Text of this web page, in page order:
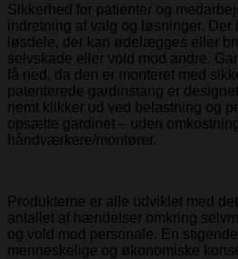
Sikkerhed for patienter og
indretning af valg og løsninger. Der
løsdele, der kan ødelægges eller
selvskade eller vold mod andre.
få ned, da den er monteret med
patenterede gardinstang er
nemt klikker ud ved belastning og
opsætte gardinet – uden
håndværkere/montører.
Produkterne er alle udviklet med
antallet af hændelser omkring
og vold mod personale. En
menneskelige og økonomiske